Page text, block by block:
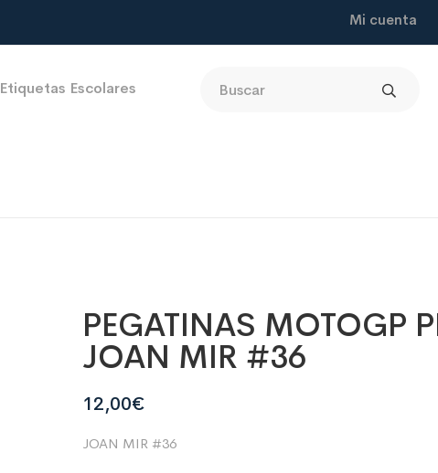
Mi cuenta
Etiquetas Escolares
PEGATINAS MOTOGP
JOAN MIR #36
12,00€
JOAN MIR #36